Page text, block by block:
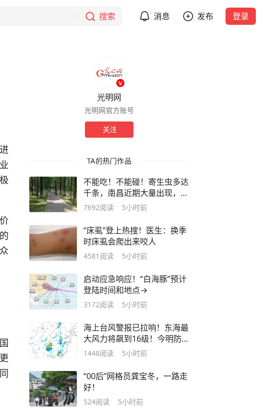
搜索 消息 发布 登录
光明网
光明网官方账号
关注
TA的热门作品
不能吃！不能碰！寄生虫多达
千条，南昌近期大量出现，发
现立即上报
7692阅读 5小时前
“床虱”登上热搜！医生：换季
时床虱会爬出来咬人
4581 阅读 5小时前
启动应急响应！“白海豚”预计
登陆时间和地点→
3172阅读 5小时前
海上台风警报已拉响！东海最
大风力将飙到16级！今明防暑
防雷，后天起防台风
1448阅读 5小时前
“00后”网格员龚宝冬，一路走
好！
524阅读 5小时前